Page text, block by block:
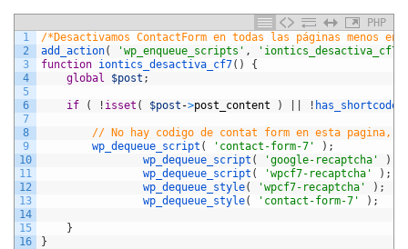
PHP
1
2
3
4
5
6
7
8
9
10
11
12
13
14
15
16
/*Desactivamos ContactForm en todas las páginas menos
add_action( 'wp_enqueue_scripts' , 'iontics_desactiva_cf7'
function iontics_desactiva_cf7( )
{
global
$post ;
if ( ! isset ( $post ->post_content ) ! has_shortcode
// No hay codigo de contat form en esta pagina,
wp_dequeue_script ( 'contact-form-7' ) ;
wp_dequeue_script ( 'google-recaptcha' )
wp_dequeue_script ( 'wpcf7-recaptcha' ) ;
wp_dequeue_style( 'wpcf7-recaptcha' ) ;
wp_dequeue_style( 'contact-form-7' ) ;
}
}